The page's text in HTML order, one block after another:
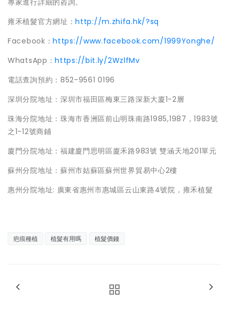
專家進行詳細的咨詢。
雍禾植髮官方網址：http://m.zhifa.hk/?sq
Facebook：https://www.facebook.com/1999Yonghe/
WhatsApp：https://bit.ly/2WzlfMv
電話查詢預約：852-9561 0196
深圳分院地址：深圳市福田區梅東三路深新大廈1-2層
珠海分院地址：珠海市香洲區前山明珠南路1985,1987，1983號
之1-12號商鋪
廈門分院地址：福建廈門思明區廈禾路983號 雙涵天地201單元
蘇州分院地址：蘇州市姑蘇區蘇州世界貿易中心2樓
惠州分院地址: 廣東省惠州市惠城區云山東路4號院，雍禾植髮
疤痕種植 植髮有用嗎 植髮價錢